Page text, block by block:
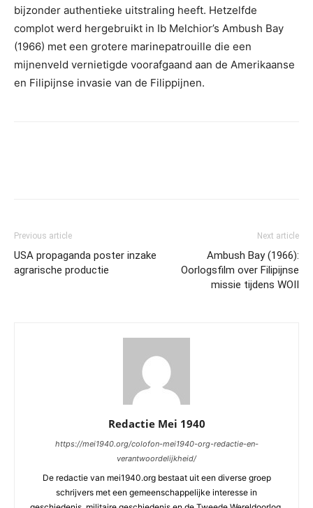
bijzonder authentieke uitstraling heeft. Hetzelfde
complot werd hergebruikt in Ib Melchior’s Ambush Bay
(1966) met een grotere marinepatrouille die een
mijnenveld vernietigde voorafgaand aan de Amerikaanse
en Filipijnse invasie van de Filippijnen.‎
Previous article
USA propaganda poster inzake
agrarische productie
Next article
Ambush Bay (1966):
Oorlogsfilm over Filipijnse
missie tijdens WOII
Redactie Mei 1940
https://mei1940.org/colofon-mei1940-org-redactie-en-
verantwoordelijkheid/
De redactie van mei1940.org bestaat uit een diverse groep
schrijvers met een gemeenschappelijke interesse in